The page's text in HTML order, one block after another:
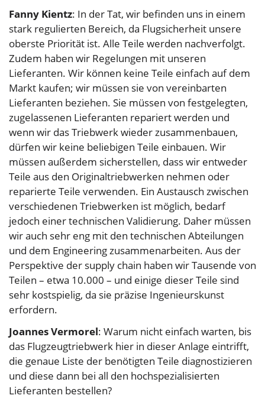
Fanny Kientz: In der Tat, wir befinden uns in einem
stark regulierten Bereich, da Flugsicherheit unsere
oberste Priorität ist. Alle Teile werden nachverfolgt.
Zudem haben wir Regelungen mit unseren
Lieferanten. Wir können keine Teile einfach auf dem
Markt kaufen; wir müssen sie von vereinbarten
Lieferanten beziehen. Sie müssen von festgelegten,
zugelassenen Lieferanten repariert werden und
wenn wir das Triebwerk wieder zusammenbauen,
dürfen wir keine beliebigen Teile einbauen. Wir
müssen außerdem sicherstellen, dass wir entweder
Teile aus den Originaltriebwerken nehmen oder
reparierte Teile verwenden. Ein Austausch zwischen
verschiedenen Triebwerken ist möglich, bedarf
jedoch einer technischen Validierung. Daher müssen
wir auch sehr eng mit den technischen Abteilungen
und dem Engineering zusammenarbeiten. Aus der
Perspektive der supply chain haben wir Tausende von
Teilen – etwa 10.000 – und einige dieser Teile sind
sehr kostspielig, da sie präzise Ingenieurskunst
erfordern.
Joannes Vermorel: Warum nicht einfach warten, bis
das Flugzeugtriebwerk hier in dieser Anlage eintrifft,
die genaue Liste der benötigten Teile diagnostizieren
und diese dann bei all den hochspezialisierten
Lieferanten bestellen?